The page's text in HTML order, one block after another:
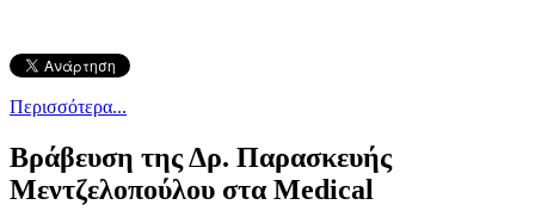
Περισσότερα...
Βράβευση της Δρ. Παρασκευής
Μεντζελοπούλου στα Medical